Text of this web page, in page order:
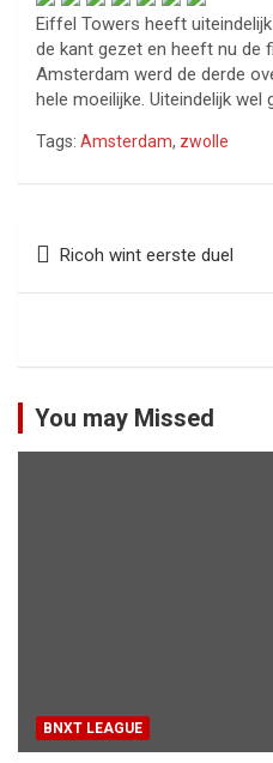
Eiffel Towers heeft
de kant gezet en heeft nu de
Amsterdam werd de derde
hele moeilijke. Uiteindelijk wel
Tags: Amsterdam, zwolle
Ricoh wint eerste duel
You may Missed
BNXT LEAGUE